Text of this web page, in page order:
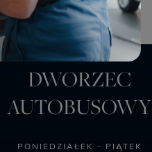
DWORZEC
AUTOBUSOWY
PONIEDZIAŁEK - PIĄTEK